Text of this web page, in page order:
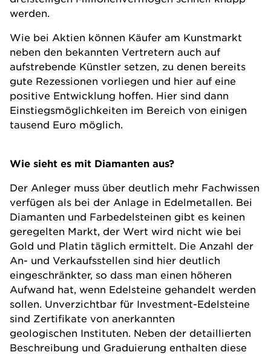
werden.
Wie bei Aktien können Käufer am Kunstmarkt
neben den bekannten Vertretern auch auf
aufstrebende Künstler setzen, zu denen bereits
gute Rezessionen vorliegen und hier auf eine
positive Entwicklung hoffen. Hier sind dann
Einstiegsmöglichkeiten im Bereich von einigen
tausend Euro möglich.
Wie sieht es mit Diamanten aus?
Der Anleger muss über deutlich mehr Fachwissen
verfügen als bei der Anlage in Edelmetallen. Bei
Diamanten und Farbedelsteinen gibt es keinen
geregelten Markt, der Wert wird nicht wie bei
Gold und Platin täglich ermittelt. Die Anzahl der
An- und Verkaufsstellen sind hier deutlich
eingeschränkter, so dass man einen höheren
Aufwand hat, wenn Edelsteine gehandelt werden
sollen. Unverzichtbar für Investment-Edelsteine
sind Zertifikate von anerkannten
geologischen Instituten. Neben der detaillierten
Beschreibung und Graduierung enthalten diese